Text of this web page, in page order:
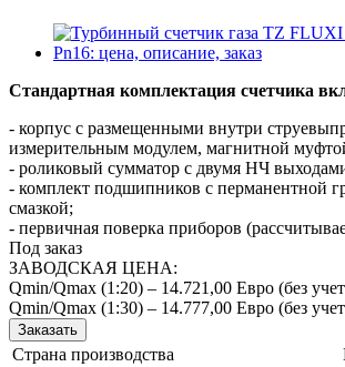
Стандартная комплектация счетчика
- корпус с размещенными внутри
измерительным модулем, магнитной
- роликовый сумматор с двумя НЧ
- комплект подшипников с перманентной
смазкой;
- первичная поверка приборов
Под заказ
ЗАВОДСКАЯ ЦЕНА:
Qmin/Qmax (1:20) – 14.721,00 Евро (без
Qmin/Qmax (1:30) – 14.777,00 Евро (без
Заказать
Страна производства